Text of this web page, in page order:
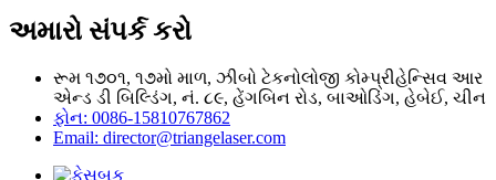
અમારો સંપર્ક કરો
રૂમ ૧૭૦૧, ૧૭મો માળ, ઝીબો ટેકનોલોજી કોમ્પ્રીહેન્સિવ આર
એન્ડ ડી બિલ્ડિંગ, નં. ૮૯, હેંગબિન રોડ, બાઓડિંગ, હેબેઈ, ચીન
ફોન: 0086-15810767862
Email: director@triangelaser.com